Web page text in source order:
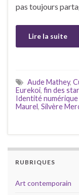
pas toujours
Lire la suite
Aude Mathey,
Eurekoi, fin des
Identité
Maurel, Silvère
RUBRIQUES
Art contemporain